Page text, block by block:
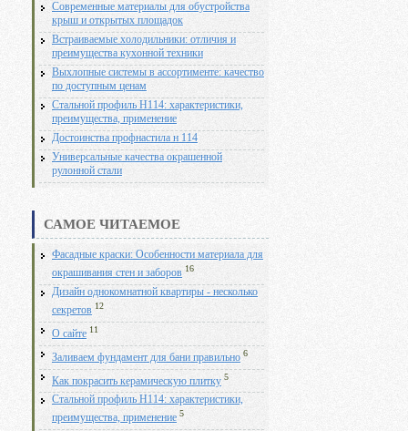
Современные материалы для обустройства
крыш и открытых площадок
Встраиваемые холодильники: отличия и
преимущества кухонной техники
Выхлопные системы в ассортименте: качество
по доступным ценам
Стальной профиль Н114: характеристики,
преимущества, применение
Достоинства профнастила н 114
Универсальные качества окрашенной
рулонной стали
САМОЕ ЧИТАЕМОЕ
Фасадные краски: Особенности материала для
окрашивания стен и заборов 16
Дизайн однокомнатной квартиры - несколько
секретов 12
О сайте 11
Заливаем фундамент для бани правильно 6
Как покрасить керамическую плитку 5
Стальной профиль Н114: характеристики,
преимущества, применение 5